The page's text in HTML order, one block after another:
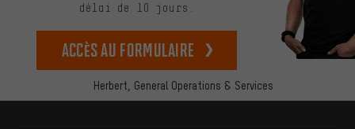
Herbert, General Operations & Services
délai de 10 jours.
Accès au formulaire